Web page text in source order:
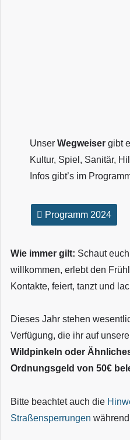
Unser Wegweisergibt
Kultur, Spiel, Sanitär,
Infos gibt’s im
Programm 2024
Wie immer gilt: Schaut
willkommen, erlebt den
Kontakte, feiert, tanzt und
Dieses Jahr stehen
Verfügung, die ihr auf
Wildpinkeln oder
Ordnungsgeld von 50€
Bitte beachtet auch die
Straßensperrungen